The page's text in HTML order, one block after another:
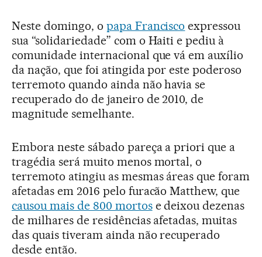
Neste domingo, o papa Francisco expressou
sua “solidariedade” com o Haiti e pediu à
comunidade internacional que vá em auxílio
da nação, que foi atingida por este poderoso
terremoto quando ainda não havia se
recuperado do de janeiro de 2010, de
magnitude semelhante.
Embora neste sábado pareça a priori que a
tragédia será muito menos mortal, o
terremoto atingiu as mesmas áreas que foram
afetadas em 2016 pelo furacão Matthew, que
causou mais de 800 mortose deixou dezenas
de milhares de residências afetadas, muitas
das quais tiveram ainda não recuperado
desde então.